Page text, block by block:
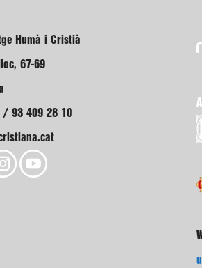
Humà i Cristià
67-69
/ 93 409 28 10